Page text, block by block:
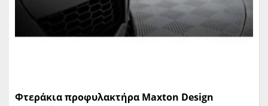
Φτεράκια προφυλακτήρα Maxton Design